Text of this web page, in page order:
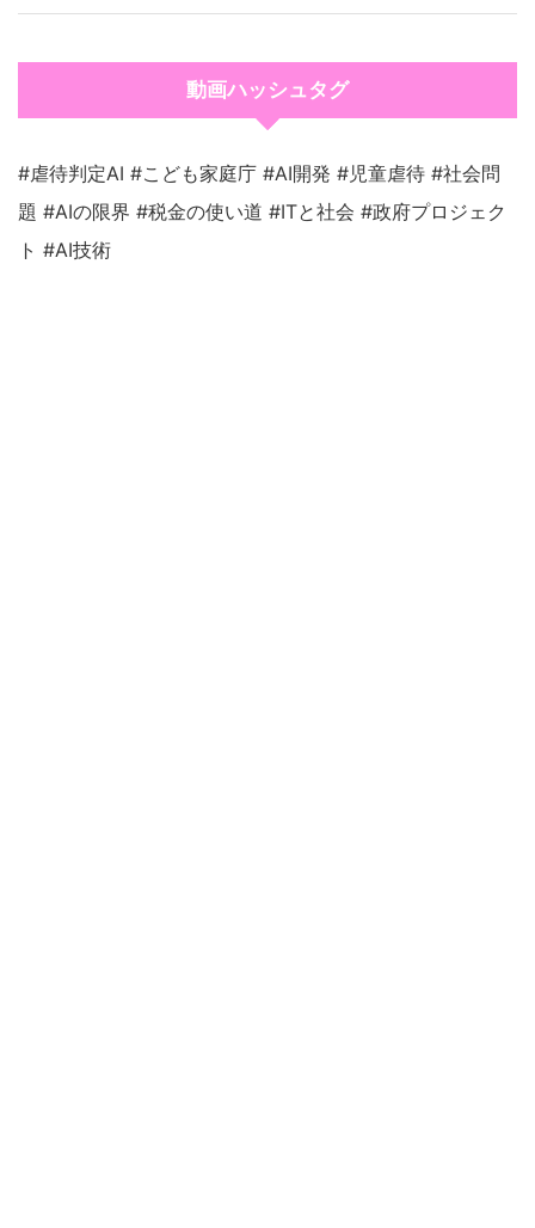
動画ハッシュタグ
#虐待判定AI #こども家庭庁 #AI開発 #児童虐待 #社会問
題 #AIの限界 #税金の使い道 #ITと社会 #政府プロジェク
ト #AI技術